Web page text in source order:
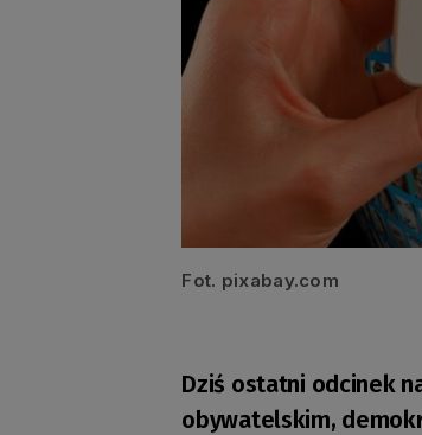
Fot. pixabay.com
Dziś ostatni odcinek
obywatelskim,